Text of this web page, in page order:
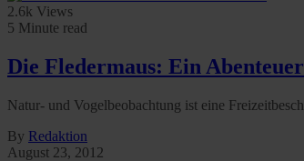
2.6k Views
5 Minute read
Die Fledermaus: Ein
Natur- und Vogelbeobachtung ist eine
By Redaktion
August 23, 2012